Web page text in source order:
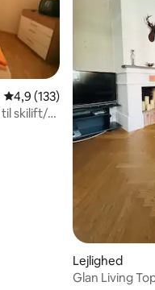
4,9 ud af 5 i gennemsnitlig
4,9 (133)
til skilift/-
Lejlighed
Glan Living